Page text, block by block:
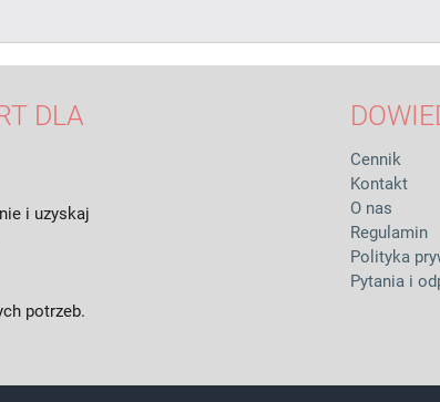
DLA
i uzyskaj
potrzeb.
Cennik
Kontakt
O nas
Regulamin
Polityka
Pytania i